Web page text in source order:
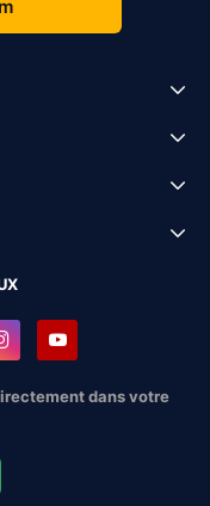
dans votre